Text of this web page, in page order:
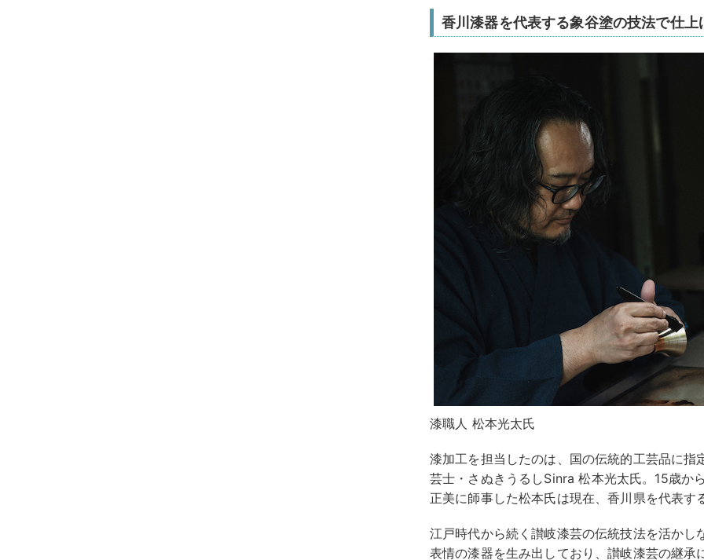
香川漆器を代表する象谷塗の技法で仕上
漆職人 松本光太氏
漆加工を担当したのは、国の伝統的工芸品に指
芸士・さぬきうるしSinra 松本光太氏。15歳か
正美に師事した松本氏は現在、香川県を代表す
江戸時代から続く讃岐漆芸の伝統技法を活かし
表情の漆器を生み出しており、讃岐漆芸の継承